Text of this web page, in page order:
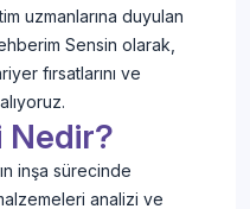
uzmanlarına duyulan
Sensin olarak,
fırsatlarını ve
Nedir?
inşa sürecinde
analizi ve